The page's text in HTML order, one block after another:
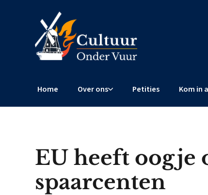
Home Over ons Petities Kom in
EU heeft oogje
spaarcenten